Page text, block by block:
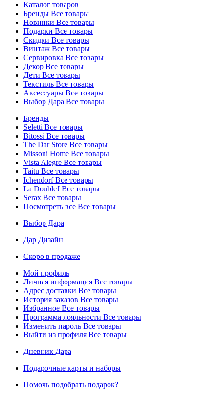
Каталог товаров
Бренды Все товары
Новинки Все товары
Подарки Все товары
Скидки Все товары
Винтаж Все товары
Сервировка Все товары
Декор Все товары
Дети Все товары
Текстиль Все товары
Аксессуары Все товары
Выбор Дара Все товары
Бренды
Seletti Все товары
Bitossi Все товары
The Dar Store Все товары
Missoni Home Все товары
Vista Alegre Все товары
Taitu Все товары
IchendorfВсе товары
La DoubleJ Все товары
Serax Все товары
Посмотреть все Все товары
Выбор Дара
Дар Дизайн
Скоро в продаже
Мой профиль
Личная информация Все товары
Адрес доставки Все товары
История заказов Все товары
Избранное Все товары
Программа лояльности Все товары
Изменить пароль Все товары
Выйти из профиля Все товары
Дневник Дара
Подарочные карты и наборы
Помочь подобрать подарок?